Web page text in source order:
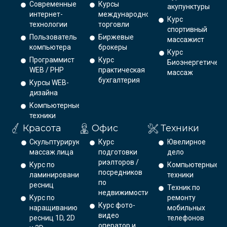
Современные
интернет-
технологии
Пользователь
компьютера
Программист
WEB / PHP
Курсы WEB-
дизайна
Компьютерные
техники
Курсы
международной
торговли
Биржевые
брокеры
Курс
практическая
бухгалтерия
акупунктуры
Курс
спортивный
массажист
Курс
массаж
Красота
Скульптурирующий
массаж лица
Курс по
ламинированию
ресниц
Курс по
наращиванию
ресниц 1D, 2D
Офис
Курс
подготовки
риэлторов /
посредников
по
недвижимости
Курс фото-
видео
оператор и
Техники
Ювелирное
дело
Компьютерные
техники
Техник по
ремонту
мобильных
телефонов